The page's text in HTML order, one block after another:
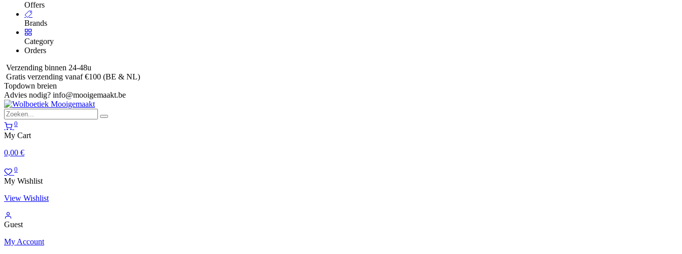
Offers
Brands
Category
Orders
Verzending binnen 24-48u
Gratis verzending vanaf €100 (BE & NL)
Topdown breien
Advies nodig? info@mooigemaakt.be
0
My Cart
0,00 €
0
My Wishlist
View Wishlist
Guest
My Account